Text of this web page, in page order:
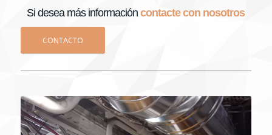
Si desea más información contacte con nosotros
CONTACTO